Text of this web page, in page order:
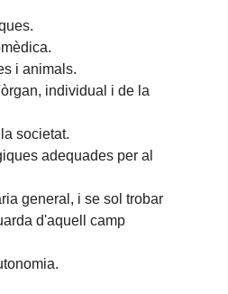
i animals.
individual i de la
societat.
adequades per al
general, i se sol trobar
d'aquell camp